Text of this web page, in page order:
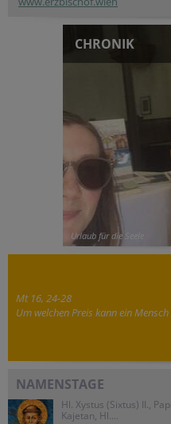
CHRONIK
Urlaub für die Seele
Mt 16, 24-28
Um welchen Preis kann ein
NAMENSTAGE
Hl. Xystus (Sixtus) II.,
Kajetan, Hl....